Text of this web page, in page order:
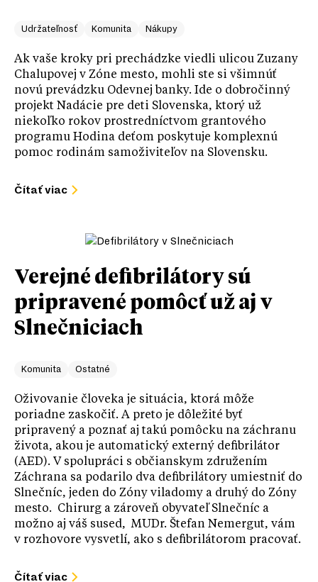
Udržateľnosť Komunita Nákupy
Ak vaše kroky pri prechádzke viedli ulicou Zuzany
Chalupovej v Zóne mesto, mohli ste si všimnúť
novú prevádzku Odevnej banky. Ide o dobročinný
projekt Nadácie pre deti Slovenska, ktorý už
niekoľko rokov prostredníctvom grantového
programu Hodina deťom poskytuje komplexnú
pomoc rodinám samoživiteľov na Slovensku.
Čítať viac
Verejné defibrilátory sú
pripravené pomôcť už aj v
Slnečniciach
Komunita Ostatné
Oživovanie človeka je situácia, ktorá môže
poriadne zaskočiť. A preto je dôležité byť
pripravený a poznať aj takú pomôcku na záchranu
života, akou je automatický externý defibrilátor
(AED). V spolupráci s občianskym združením
Záchrana sa podarilo dva defibrilátory umiestniť do
Slnečníc, jeden do Zóny viladomy a druhý do Zóny
mesto. Chirurg a zároveň obyvateľ Slnečníc a
možno aj váš sused, MUDr. Štefan Nemergut, vám
v rozhovore vysvetlí, ako s defibrilátorom pracovať.
Čítať viac